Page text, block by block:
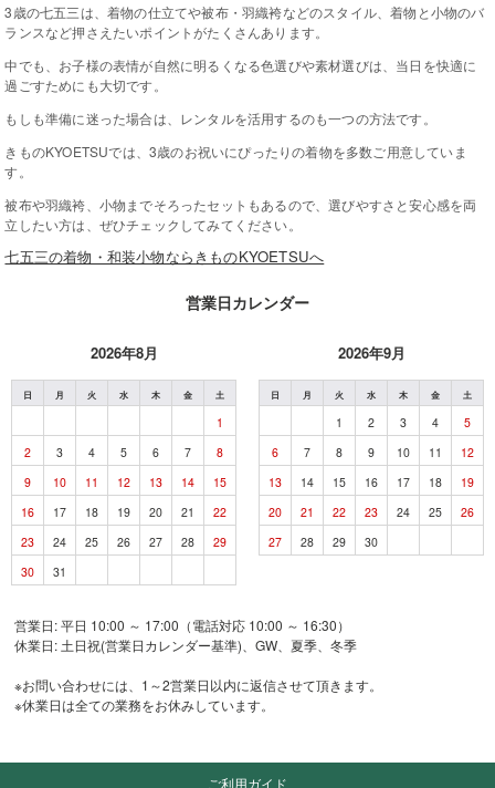
3歳の七五三は、着物の仕立てや被布・羽織袴などのスタイル、着物と小物のバ
ランスなど押さえたいポイントがたくさんあります。
中でも、お子様の表情が自然に明るくなる色選びや素材選びは、当日を快適に
過ごすためにも大切です。
もしも準備に迷った場合は、レンタルを活用するのも一つの方法です。
きものKYOETSUでは、3歳のお祝いにぴったりの着物を多数ご用意していま
す。
被布や羽織袴、小物までそろったセットもあるので、選びやすさと安心感を両
立したい方は、ぜひチェックしてみてください。
七五三の着物・和装小物ならきものKYOETSUへ
営業日カレンダー
2026年8月
日 月 火 水 木 金 土
1
2
3 4 5 6 7
8
9
10 11 12 13 14
15
16
17 18 19 20 21
22
23
24 25 26 27 28
29
30
31
2026年9月
日 月 火 水 木 金 土
1 2 3 4
5
6
7 8 9 10 11
12
13
14 15 16 17 18
19
20
21 22 23 24 25
26
27
28 29 30
営業日: 平日 10:00 ～ 17:00（電話対応 10:00 ～ 16:30）
休業日: 土日祝(営業日カレンダー基準)、GW、夏季、冬季
※お問い合わせには、1～2営業日以内に返信させて頂きます。
※休業日は全ての業務をお休みしています。
ご利用ガイド